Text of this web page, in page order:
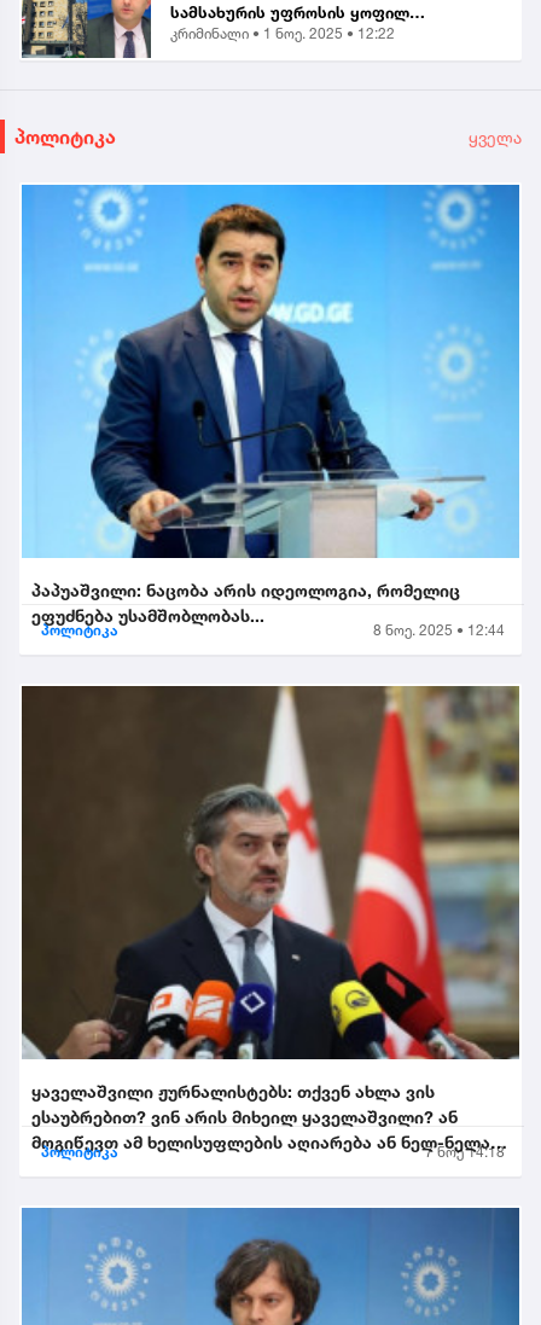
სამსახურის უფროსის ყოფილ
მოადგილეს - ვლადიმერ ხუნდაძეს...
კრიმინალი • 1 ნოე. 2025 • 12:22
პოლიტიკა ყველა
პაპუაშვილი: ნაცობა არის იდეოლოგია, რომელიც
ეფუძნება უსამშობლობას...
პოლიტიკა 8 ნოე. 2025 • 12:44
ყაველაშვილი ჟურნალისტებს: თქვენ ახლა ვის
ესაუბრებით? ვინ არის მიხეილ ყაველაშვილი? ან
მოგიწევთ ამ ხელისუფლების აღიარება ან ნელ-ნელა
განიდევნებით, გაიწე...
პოლიტიკა 7 ნოე 14:18